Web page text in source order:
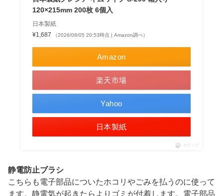
120×215mm 200枚 6個入
日本製紙
¥1,687
（2026/08/05 20:53時点 | Amazon調べ）
Amazon
楽天市場
Yahoo
日本製紙
ポチップ
静電防止ブラシ
こちらも電子部品についたホコリやごみを払うのに使って
ます。静電気が起きたらよりゴミが付着します。電子部品